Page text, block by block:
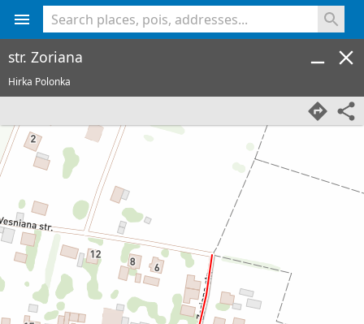
str. Zoriana
Hirka Polonka
<% console.log(hcard) %>